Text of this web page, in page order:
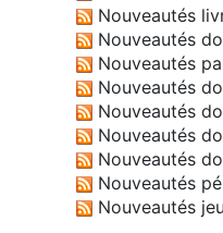
Nouveautés
Nouveautés
Nouveautés
Nouveautés
Nouveautés
Nouveautés
Nouveautés
Nouveautés
Nouveautés